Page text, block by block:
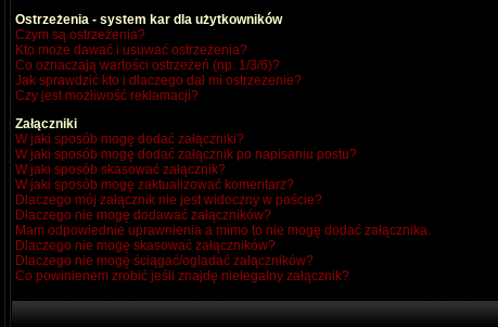
Ostrzeżenia - system kar dla użytkowników
Czym są ostrzeżenia?
Kto może dawać i usuwać ostrzeżenia?
Co oznaczają wartości ostrzeżeń (np. 1/3/6)?
Jak sprawdzić kto i dlaczego dał mi ostrzeżenie?
Czy jest możliwość reklamacji?
Załączniki
W jaki sposób mogę dodać załączniki?
W jaki sposób mogę dodać załącznik po napisaniu postu?
W jaki sposób skasować załącznik?
W jaki sposób mogę zaktualizować komentarz?
Dlaczego mój załącznik nie jest widoczny w poście?
Dlaczego nie mogę dodawać załączników?
Mam odpowiednie uprawnienia a mimo to nie mogę dodać załącznika.
Dlaczego nie mogę skasować załączników?
Dlaczego nie mogę ściągać/ogladać załączników?
Co powinienem zrobić jeśli znajdę nielegalny załącznik?